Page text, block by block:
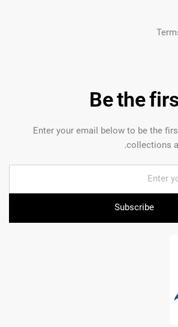
Be the
Enter your email below to be the
collections
Subscribe